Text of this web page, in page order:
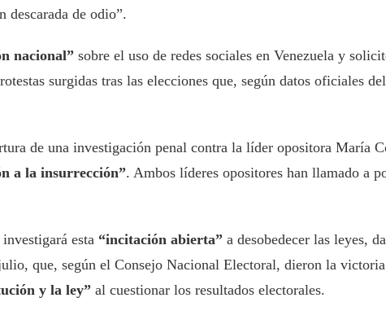
descarada de odio”.
nacional” sobre el uso de redes sociales en Venezuela y
surgidas tras las elecciones que, según datos oficiales
de una investigación penal contra la líder opositora María
a la insurrección”. Ambos líderes opositores han llamado a
esta “incitación abierta” a desobedecer las leyes,
que, según el Consejo Nacional Electoral, dieron la
y la ley” al cuestionar los resultados electorales.